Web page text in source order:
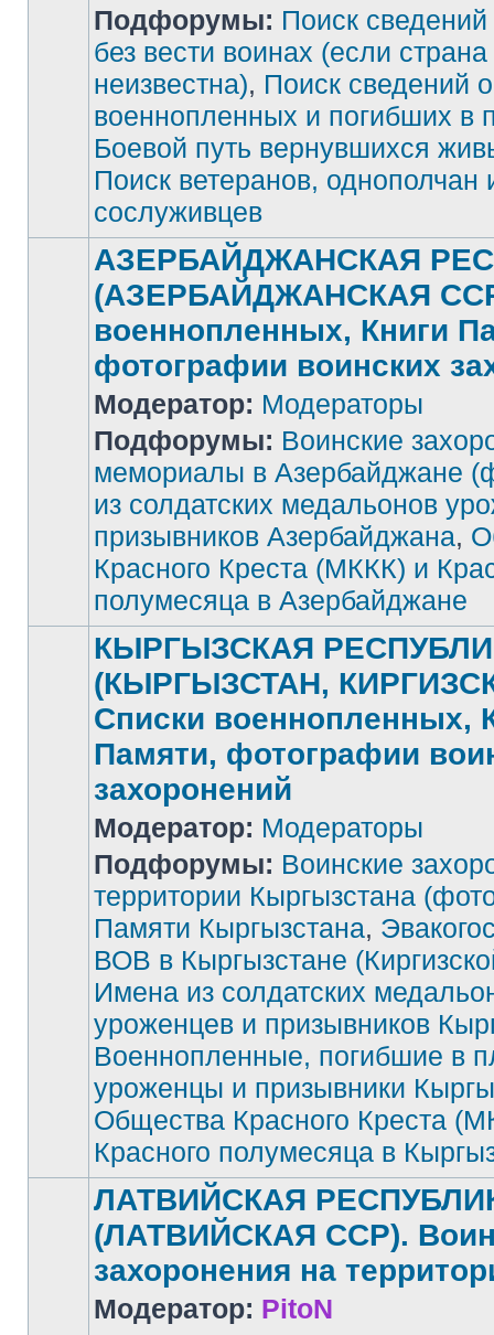
Нет
непрочитанных
сообщений
Подфорумы: Поиск
без вести воинах (если
неизвестна), Поиск сведений о
военнопленных и погибших в
Боевой путь вернувшихся
Поиск ветеранов, однополчан
сослуживцев
Нет
сообщений
АЗЕРБАЙДЖАНСКАЯ
(АЗЕРБАЙДЖАНСКАЯ
военнопленных, Книги
фотографии воинских
Модератор: Модераторы
Подфорумы: Воинские
мемориалы в Азербайджане
из солдатских медальонов
призывников Азербайджана,
Красного Креста (МККК) и
полумесяца в Азербайджане
Нет
непрочитанных
КЫРГЫЗСКАЯ
(КЫРГЫЗСТАН,
Списки военнопленных,
Памяти, фотографии
захоронений
Модератор: Модераторы
Подфорумы: Воинские
территории Кыргызстана
Памяти Кыргызстана,
ВОВ в Кыргызстане
Имена из солдатских
уроженцев и призывников
Военнопленные, погибшие в
уроженцы и призывники
Общества Красного Креста
Красного полумесяца в
ЛАТВИЙСКАЯ
(ЛАТВИЙСКАЯ ССР).
захоронения на
Модератор: PitoN